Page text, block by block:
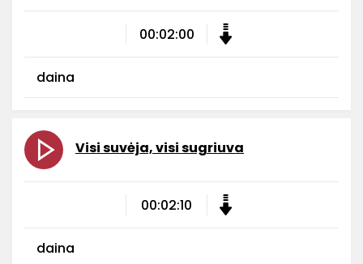
00:02:00
daina
Visi suvėja, visi sugriuva
00:02:10
daina